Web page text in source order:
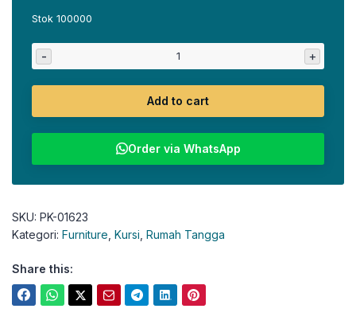
Stok 100000
- +
Add to cart
Order via WhatsApp
SKU: PK-01623
Kategori: Furniture Kursi Rumah Tangga
Share this: